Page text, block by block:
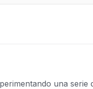
una